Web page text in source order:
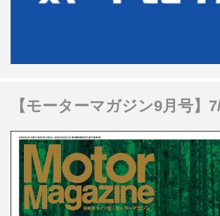
【モーターマガジン9月号】